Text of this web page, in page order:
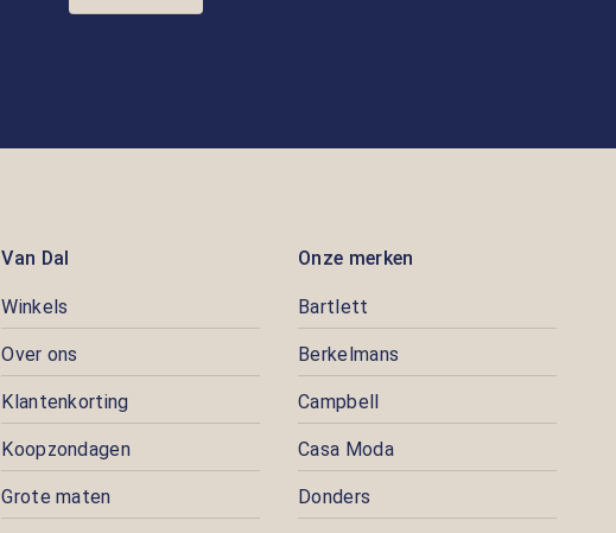
Van Dal
Winkels
Over ons
Klantenkorting
Koopzondagen
Grote maten
Onze merken
Bartlett
Berkelmans
Campbell
Casa Moda
Donders